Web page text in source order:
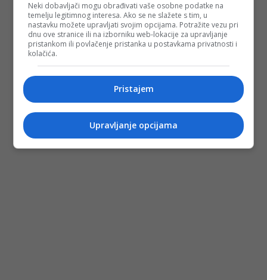
Neki dobavljači mogu obrađivati vaše osobne podatke na
temelju legitimnog interesa. Ako se ne slažete s tim, u
nastavku možete upravljati svojim opcijama. Potražite vezu pri
dnu ove stranice ili na izborniku web-lokacije za upravljanje
pristankom ili povlačenje pristanka u postavkama privatnosti i
kolačića.
Pristajem
Upravljanje opcijama